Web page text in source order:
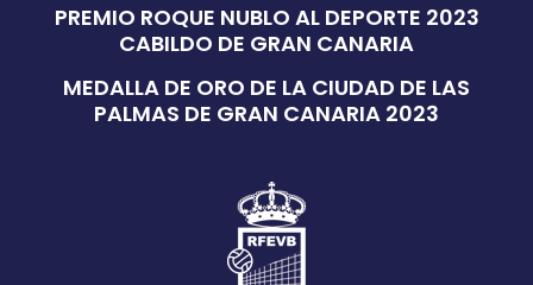
PREMIO ROQUE NUBLO AL DEPORTE 2023
CABILDO DE GRAN CANARIA
MEDALLA DE ORO DE LA CIUDAD DE LAS
PALMAS DE GRAN CANARIA 2023